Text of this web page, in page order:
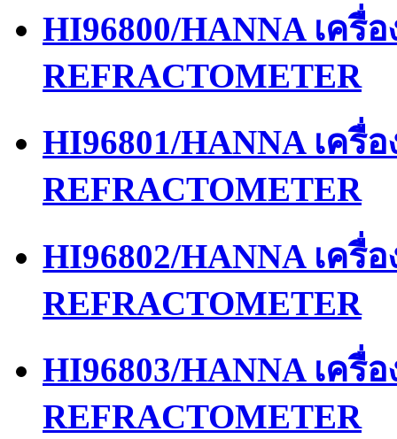
HI96800/HANNA เค
REFRACTOMETER
HI96801/HANNA เค
REFRACTOMETER
HI96802/HANNA เค
REFRACTOMETER
HI96803/HANNA เค
REFRACTOMETER